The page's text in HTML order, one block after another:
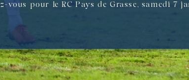
vous pour le RC Pays de Grasse, samedi 7